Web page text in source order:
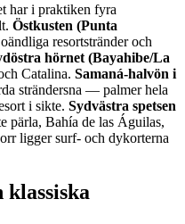
har i praktiken fyra
Östkusten (Punta
resortstränder och
hörnet (Bayahibe/La
Catalina. Samaná-halvön i
strändersna — palmer hela
i sikte. Sydvästra spetsen
pärla, Bahía de las Águilas,
ligger surf- och dykorterna